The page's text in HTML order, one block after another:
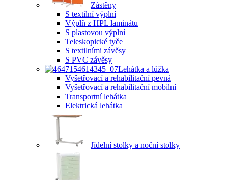
Zástěny
S textilní výplní
Výplň z HPL laminátu
S plastovou výplní
Teleskopické tyče
S textilními závěsy
S PVC závěsy
Lehátka a lůžka
Vyšetřovací a rehabilitační pevná
Vyšetřovací a rehabilitační mobilní
Transportní lehátka
Elektrická lehátka
Jídelní stolky a noční stolky